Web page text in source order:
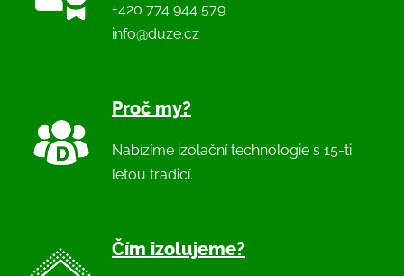
+420 774 944 579
info@duze.cz
Proč my?
Nabízíme izolační technologie s 15-ti
letou tradicí.
Čím izolujeme?